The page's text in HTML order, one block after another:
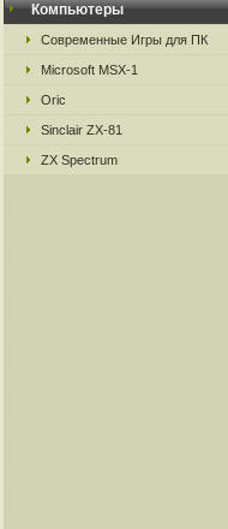
Компьютеры
Современные Игры для ПК
Microsoft MSX-1
Oric
Sinclair ZX-81
ZX Spectrum